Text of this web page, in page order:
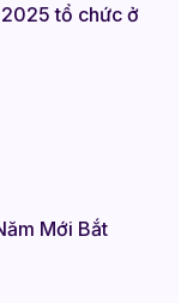
tổ chức ở
Mới Bắt